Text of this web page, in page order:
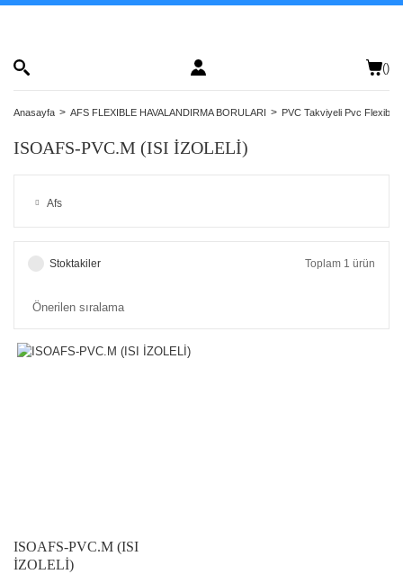
()
Anasayfa AFS FLEXIBLE HAVALANDIRMA BORULARI PVC Takviyeli Pvc Flexible
ISOAFS-PVC.M (ISI İZOLELİ)
Afs
Stoktakiler Toplam 1 ürün
ISOAFS-PVC.M (ISI
İZOLELİ)